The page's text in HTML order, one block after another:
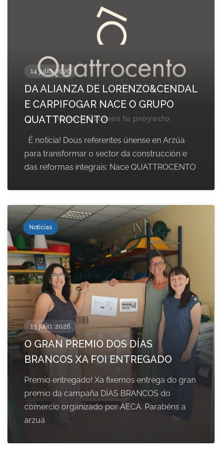
14 julio, 2026
DA ALIANZA DE LORENZO&CENDAL
E CARPIFOGAR NACE O GRUPO
QUATTROCENTO
É noticia! Dous referentes únense en Arzúa
para transformar o sector da construcción e
das reformas integrais: Nace QUATTROCENTO
Noticias
13 julio, 2026
O GRAN PREMIO DOS DÍAS
BRANCOS XA FOI ENTREGADO
Premio entregado! Xa fixemos entrega do gran
premio da campaña DÍAS BRANCOS do
comercio organizado por AECA. Parabéns a
arzuá